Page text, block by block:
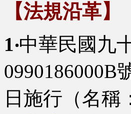
【法規沿革】
1‧中華民國九
0990186000B
日施行（名稱